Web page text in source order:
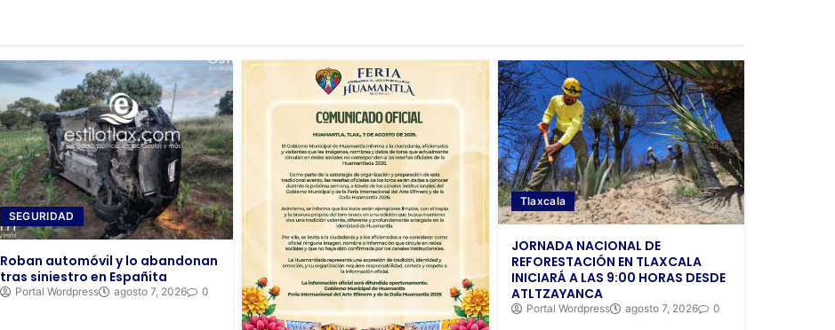
SEGURIDAD
Roban automóvil y lo abandonan
tras siniestro en Españita
Portal Wordpress agosto 7, 2026 0
Tlaxcala
JORNADA NACIONAL DE
REFORESTACIÓN EN TLAXCALA
INICIARÁ A LAS 9:00 HORAS DESDE
ATLTZAYANCA
Portal Wordpress agosto 7, 2026 0